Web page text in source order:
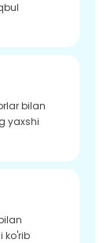
bilan
yaxshi
ko'rib